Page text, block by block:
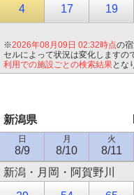
4
17 19
※2026年08月09日 02:32時点の
セルによって状況は変化しますの
利用での施設ごとの検索結果とな
新潟県
日
8/9
月
8/10
火
8/11
新潟・月岡・阿賀野川